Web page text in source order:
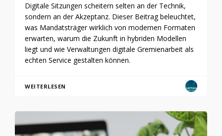
Digitale Sitzungen scheitern selten an der Technik,
sondern an der Akzeptanz. Dieser Beitrag beleuchtet,
was Mandatsträger wirklich von modernen Formaten
erwarten, warum die Zukunft in hybriden Modellen
liegt und wie Verwaltungen digitale Gremienarbeit als
echten Service gestalten können.
WEITERLESEN